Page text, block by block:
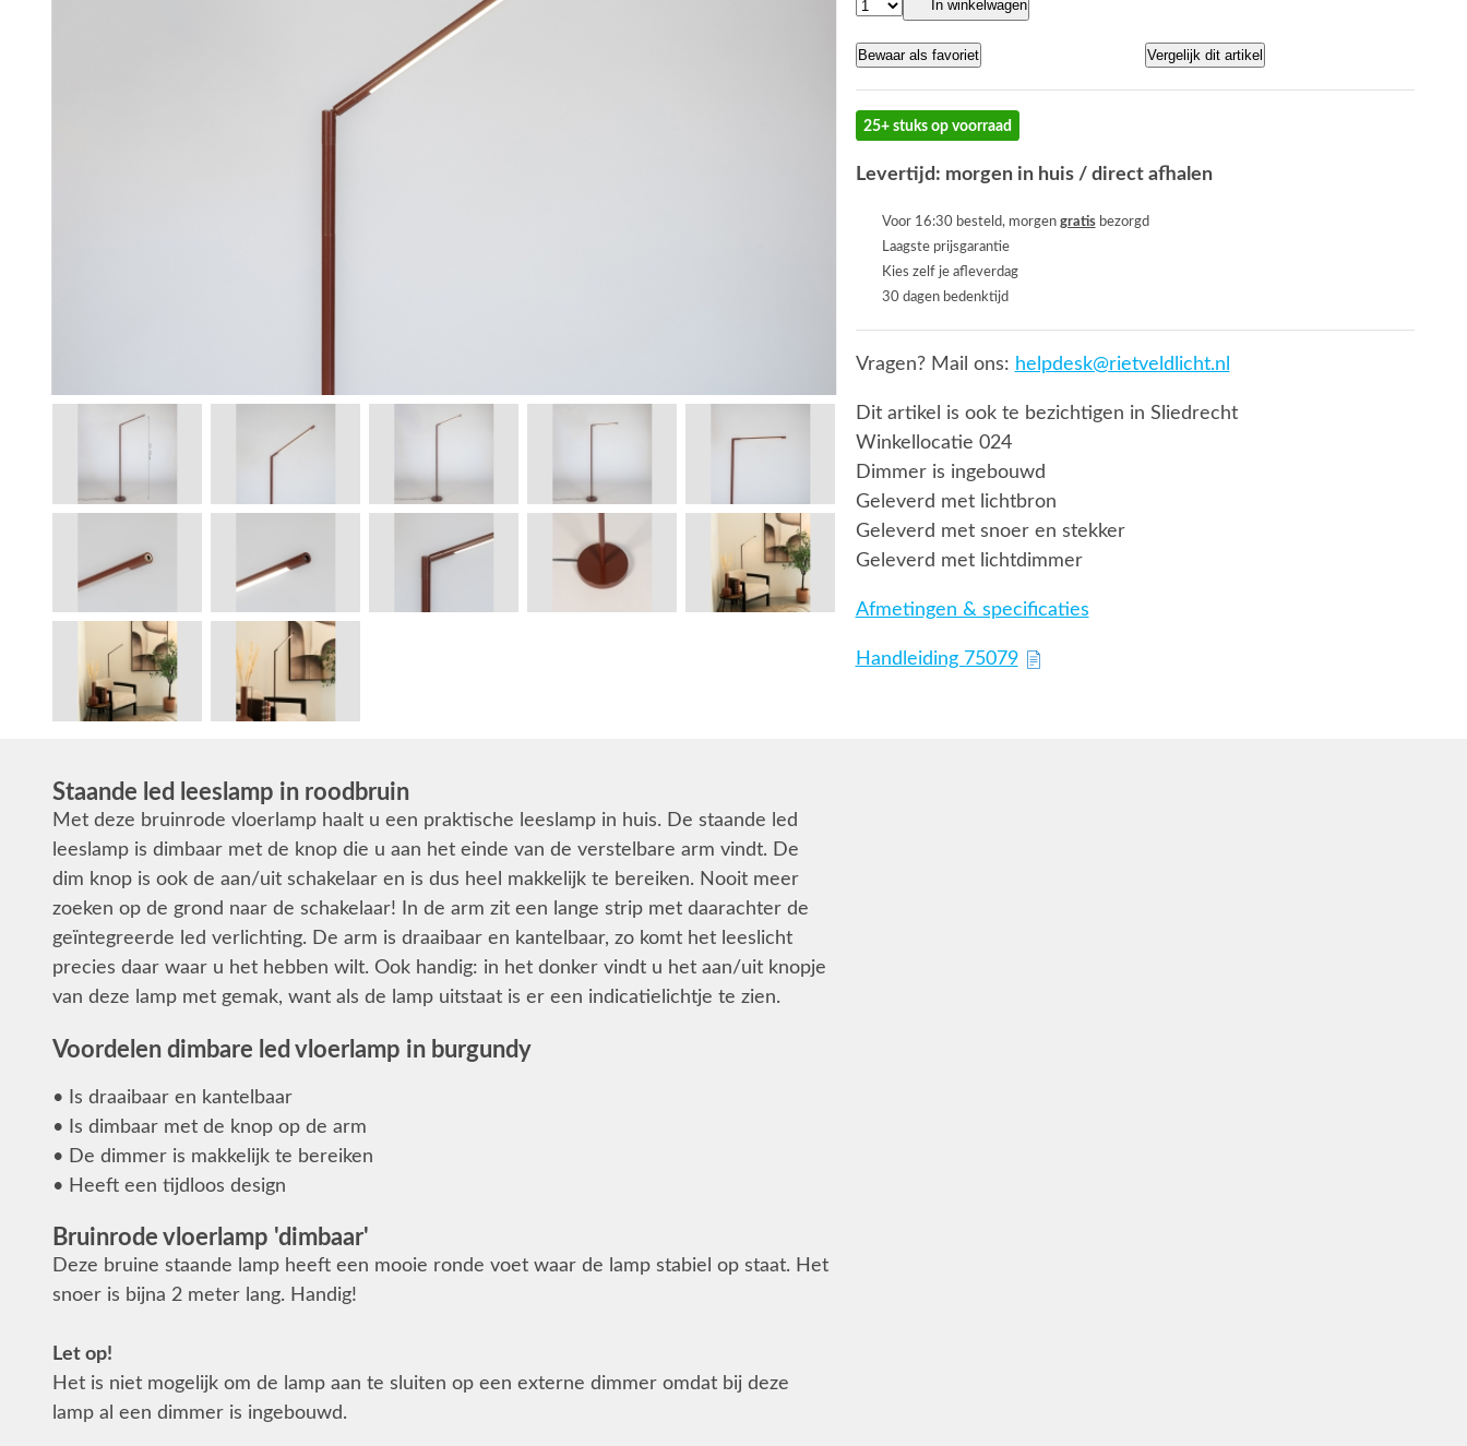
In winkelwagen
Bewaar als favoriet Vergelijk dit artikel
25+ stuks op voorraad
Levertijd: morgen in huis / direct afhalen
Voor 16:30 besteld, morgen gratisbezorgd
Laagste prijsgarantie
Kies zelf je afleverdag
30 dagen bedenktijd
Vragen? Mail ons: helpdesk@rietveldlicht.nl
Dit artikel is ook te bezichtigen in Sliedrecht
Winkellocatie 024
Dimmer is ingebouwd
Geleverd met lichtbron
Geleverd met snoer en stekker
Geleverd met lichtdimmer
Afmetingen & specificaties
Handleiding 75079
Staande led leeslamp in roodbruin
Met deze bruinrode vloerlamp haalt u een praktische leeslamp in huis. De staande led
leeslamp is dimbaar met de knop die u aan het einde van de verstelbare arm vindt. De
dim knop is ook de aan/uit schakelaar en is dus heel makkelijk te bereiken. Nooit meer
zoeken op de grond naar de schakelaar! In de arm zit een lange strip met daarachter de
geïntegreerde led verlichting. De arm is draaibaar en kantelbaar, zo komt het leeslicht
precies daar waar u het hebben wilt. Ook handig: in het donker vindt u het aan/uit knopje
van deze lamp met gemak, want als de lamp uitstaat is er een indicatielichtje te zien.
Voordelen dimbare led vloerlamp in burgundy
• Is draaibaar en kantelbaar
• Is dimbaar met de knop op de arm
• De dimmer is makkelijk te bereiken
• Heeft een tijdloos design
Bruinrode vloerlamp 'dimbaar'
Deze bruine staande lamp heeft een mooie ronde voet waar de lamp stabiel op staat. Het
snoer is bijna 2 meter lang. Handig!
Let op!
Het is niet mogelijk om de lamp aan te sluiten op een externe dimmer omdat bij deze
lamp al een dimmer is ingebouwd.